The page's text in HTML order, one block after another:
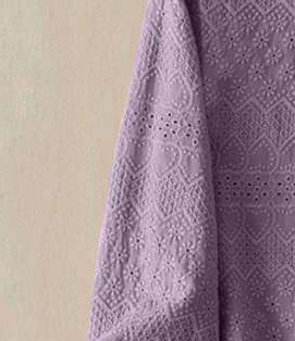
sempurna tinggi dan cantik; Riang,
dan cantik
Nama 'Nufa Fariha'